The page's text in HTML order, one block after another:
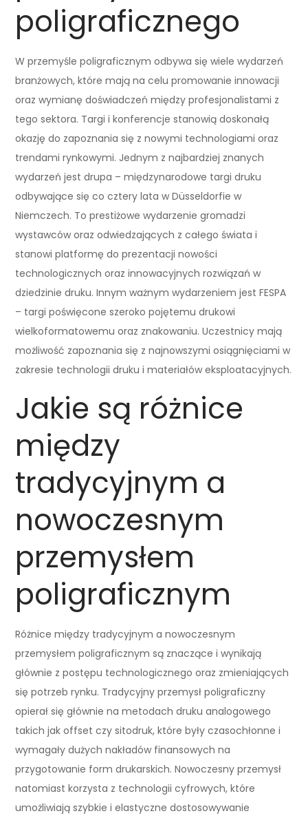
poligraficznego
W przemyśle poligraficznym odbywa się wiele wydarzeń
branżowych, które mają na celu promowanie innowacji
oraz wymianę doświadczeń między profesjonalistami z
tego sektora. Targi i konferencje stanowią doskonałą
okazję do zapoznania się z nowymi technologiami oraz
trendami rynkowymi. Jednym z najbardziej znanych
wydarzeń jest drupa – międzynarodowe targi druku
odbywające się co cztery lata w Düsseldorfie w
Niemczech. To prestiżowe wydarzenie gromadzi
wystawców oraz odwiedzających z całego świata i
stanowi platformę do prezentacji nowości
technologicznych oraz innowacyjnych rozwiązań w
dziedzinie druku. Innym ważnym wydarzeniem jest FESPA
– targi poświęcone szeroko pojętemu drukowi
wielkoformatowemu oraz znakowaniu. Uczestnicy mają
możliwość zapoznania się z najnowszymi osiągnięciami w
zakresie technologii druku i materiałów eksploatacyjnych.
Jakie są różnice
między
tradycyjnym a
nowoczesnym
przemysłem
poligraficznym
Różnice między tradycyjnym a nowoczesnym
przemysłem poligraficznym są znaczące i wynikają
głównie z postępu technologicznego oraz zmieniających
się potrzeb rynku. Tradycyjny przemysł poligraficzny
opierał się głównie na metodach druku analogowego
takich jak offset czy sitodruk, które były czasochłonne i
wymagały dużych nakładów finansowych na
przygotowanie form drukarskich. Nowoczesny przemysł
natomiast korzysta z technologii cyfrowych, które
umożliwiają szybkie i elastyczne dostosowywanie